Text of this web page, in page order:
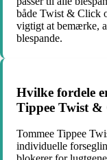
både Twist & Click
vigtigt at bemærke,
blespande.
Hvilke fordele
Tippee Twist &
Tommee Tippee
individuelle